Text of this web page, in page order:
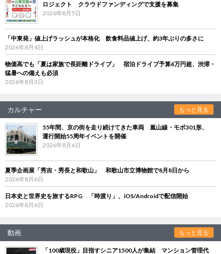
ロジェクト クラウドファンディングで支援を募集
2026年8月5日
「中東発」値上げラッシュが本格化 飲食料品値上げ、約3年ぶりの多さに
2026年8月4日
物価高でも「夏は家族で長距離ドライブ」 宿泊ドライブ予算4万円超、渋滞・
猛暑への備えも必須
2026年8月3日
カルチャー もっと見る
55年間、京の街を走り続けてきた車両 嵐山線・モボ301形、
運行開始55周年イベントを開催
2026年8月6日
夏季企画展「秀吉・秀長と和歌山」 和歌山市立博物館で8月8日から
2026年8月6日
日本史と世界史を旅するRPG 「時渡り」、iOS/Androidで配信開始
2026年8月6日
動画 もっと見る
「100歳現役」目指すシニア1500人が集結 マンション管理代